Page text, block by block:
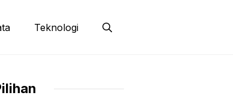
Teknologi